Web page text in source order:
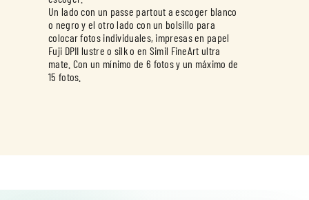
Un lado con un passe partout a escoger blanco
o negro y el otro lado con un bolsillo para
colocar fotos individuales, impresas en papel
Fuji DPII lustre o silk o en Simil FineArt ultra
mate. Con un mínimo de 6 fotos y un máximo de
15 fotos.